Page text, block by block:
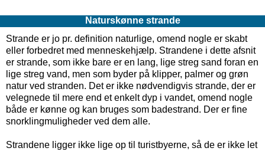
Naturskønne strande
Strande er jo pr. definition naturlige, omend nogle er skabt
eller forbedret med menneskehjælp. Strandene i dette afsnit
er strande, som ikke bare er en lang, lige streg sand foran en
lige streg vand, men som byder på klipper, palmer og grøn
natur ved stranden. Det er ikke nødvendigvis strande, der er
velegnede til mere end et enkelt dyp i vandet, omend nogle
både er kønne og kan bruges som badestrand. Der er fine
snorklingmuligheder ved dem alle.
Strandene ligger ikke lige op til turistbyerne, så de er ikke let